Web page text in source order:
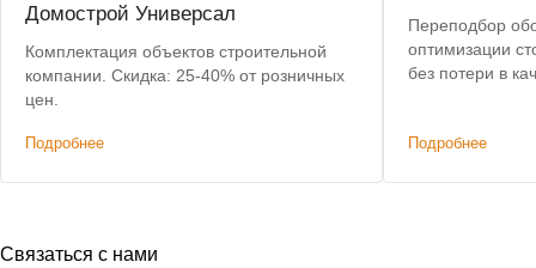
Домострой Универсал
Комплектация объектов строительной
компании. Скидка: 25-40% от розничных
цен.
Подробнее
Переподбор
оптимизации
без потери в качестве.
Подробнее
Связаться с нами